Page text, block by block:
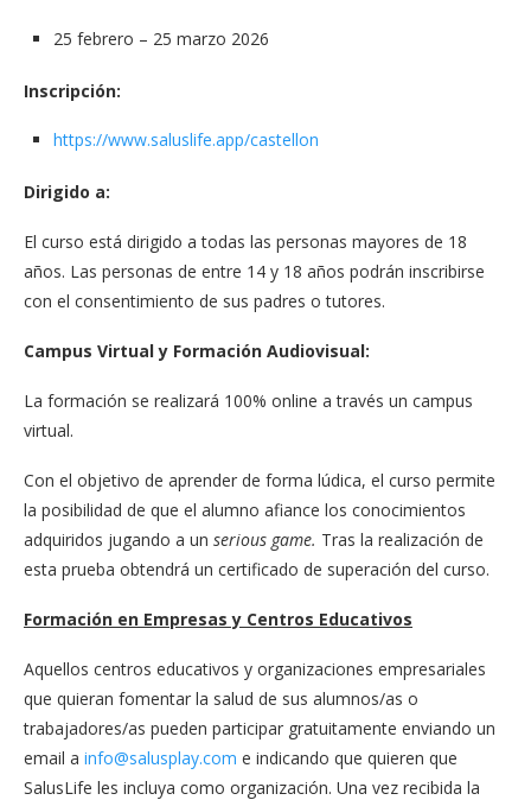
25 febrero – 25 marzo 2026
Inscripción:
https://www.saluslife.app/castellon
Dirigido a:
El curso está dirigido a todas las personas mayores de 18
años. Las personas de entre 14 y 18 años podrán inscribirse
con el consentimiento de sus padres o tutores.
Campus Virtual y Formación Audiovisual:
La formación se realizará 100% online a través un campus
virtual.
Con el objetivo de aprender de forma lúdica, el curso permite
la posibilidad de que el alumno afiance los conocimientos
adquiridos jugando a un serious game. Tras la realización de
esta prueba obtendrá un certificado de superación del curso.
Formación en Empresas y Centros Educativos
Aquellos centros educativos y organizaciones empresariales
que quieran fomentar la salud de sus alumnos/as o
trabajadores/as pueden participar gratuitamente enviando un
email a info@salusplay.com e indicando que quieren que
SalusLife les incluya como organización. Una vez recibida la